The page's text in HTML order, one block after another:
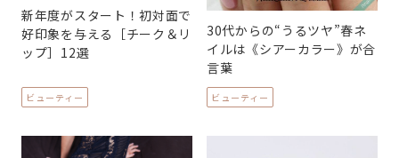
新年度がスタート！初対面で
好印象を与える［チーク＆リ
ップ］12選
ビューティー
30代からの“うるツヤ”春ネ
イルは《シアーカラー》が合
言葉
ビューティー